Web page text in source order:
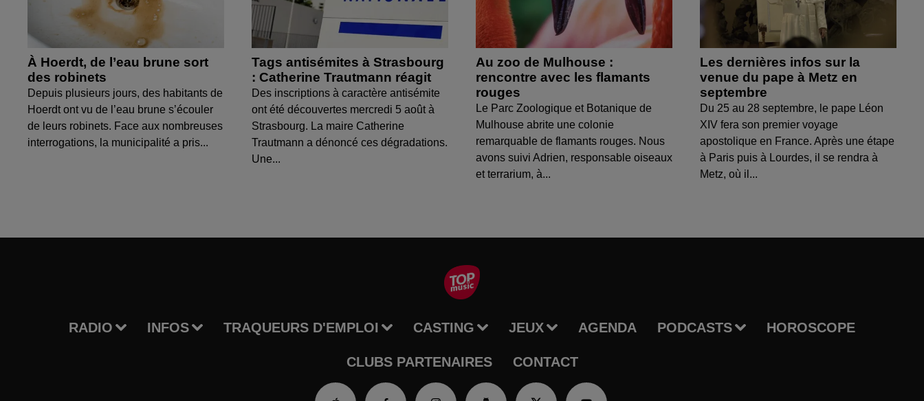
À Hoerdt, de l’eau brune sort
des robinets
Depuis plusieurs jours, des habitants de
Hoerdt ont vu de l’eau brune s’écouler
de leurs robinets. Face aux nombreuses
interrogations, la municipalité a pris...
Tags antisémites à Strasbourg
: Catherine Trautmann réagit
Des inscriptions à caractère antisémite
ont été découvertes mercredi 5 août à
Strasbourg. La maire Catherine
Trautmann a dénoncé ces dégradations.
Une...
Au zoo de Mulhouse :
rencontre avec les flamants
rouges
Le Parc Zoologique et Botanique de
Mulhouse abrite une colonie
remarquable de flamants rouges. Nous
avons suivi Adrien, responsable oiseaux
et terrarium, à...
Les dernières infos sur la
venue du pape à Metz en
septembre
Du 25 au 28 septembre, le pape Léon
XIV fera son premier voyage
apostolique en France. Après une étape
à Paris puis à Lourdes, il se rendra à
Metz, où il...
RADIO INFOS TRAQUEURS D'EMPLOI CASTING JEUX AGENDA PODCASTS HOROSCOPE
CLUBS PARTENAIRES CONTACT